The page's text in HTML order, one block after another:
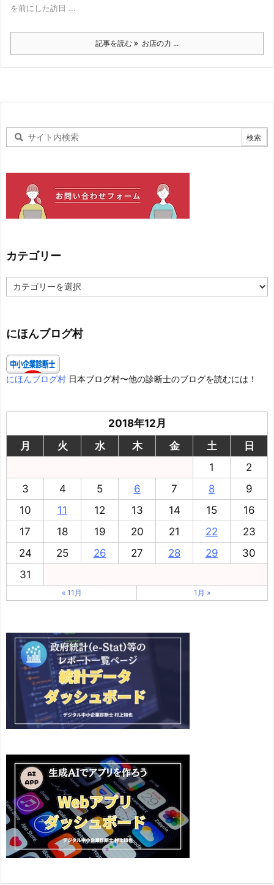
を前にした訪日 ...
記事を読む お店の力 ...
カテゴリー
テ
ー
にほんブログ村
にほんブログ村 日本ブログ村〜他の診断士のブログを読むには！
2018年12月
月
火 水 木 金 土
日
1
2
3
4 5 6 7 8
9
10
11 12 13 14 15
16
17
18 19 20 21 22
23
24
25 26 27 28 29
30
31
« 11月 1月 »